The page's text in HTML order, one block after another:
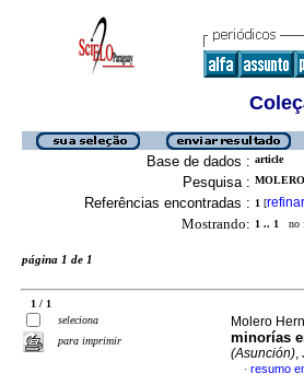
Base de dados : article
Pesquisa :
Referências encontradas : 1 [refinar
Mostrando: 1 .. 1 no
página 1 de 1
1 / 1
seleciona
para imprimir
Molero
minorías
(Asunción),
· resumo